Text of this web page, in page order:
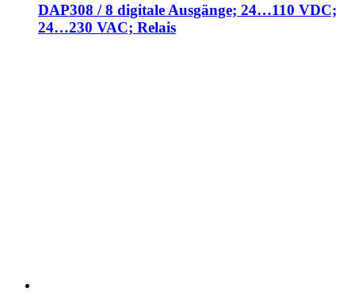
DAP308 / 8 digitale Ausgänge; 24…110 VDC;
24…230 VAC; Relais